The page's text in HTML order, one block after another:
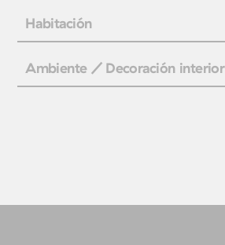
Habitación
Ambiente / Decoración interior